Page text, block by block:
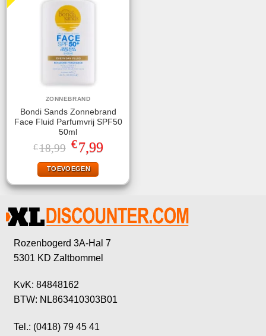
ZONNEBRAND
Bondi Sands Zonnebrand
Face Fluid Parfumvrij SPF50
50ml
€18,99 Oorspronkelijke
prijs
was:
€18,99.
€7,99Huidige
prijs
TOEVOEGEN
Rozenbogerd 3A-Hal 7
5301 KD Zaltbommel
KvK: 84848162
BTW: NL863410303B01
Tel.: (0418) 79 45 41